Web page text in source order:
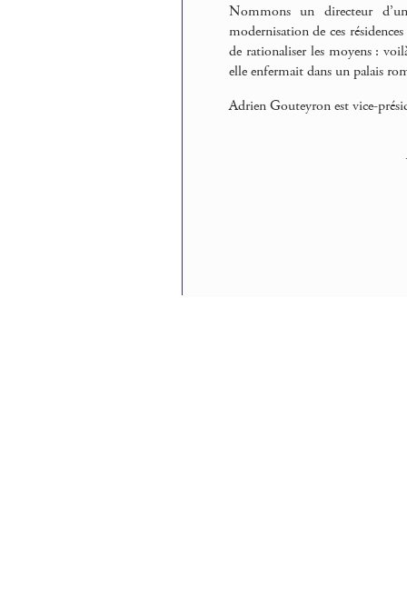
Nommons un directeur
modernisation de ces
de rationaliser les moyens :
elle enfermait dans un palais
Adrien Gouteyron est vice-